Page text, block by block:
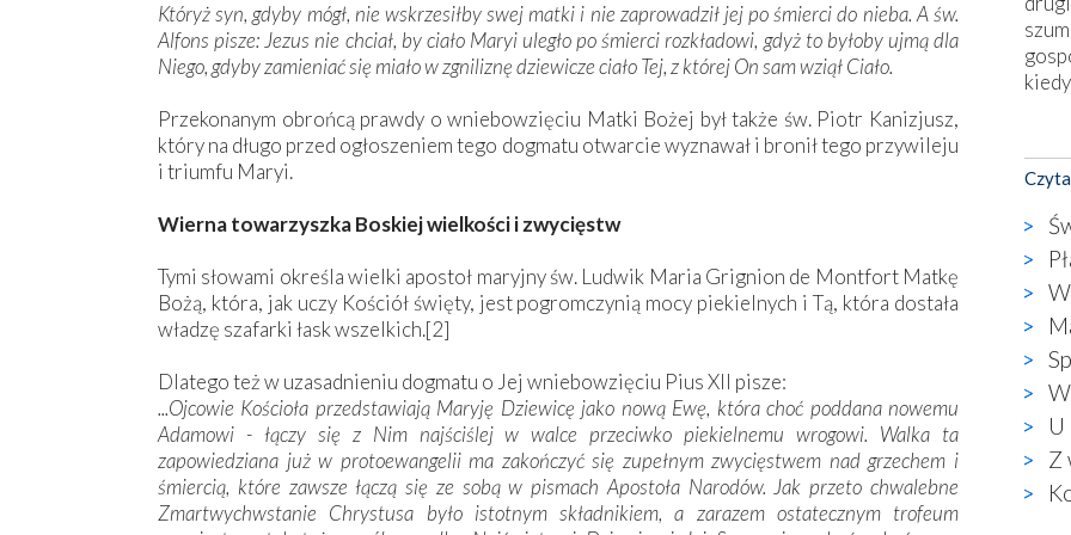
Któryż syn, gdyby mógł, nie wskrzesiłby swej matki i nie zaprowadził jej po śmierci do nieba. A św.
Alfons pisze: Jezus nie chciał, by ciało Maryi uległo po śmierci rozkładowi, gdyż to byłoby ujmą dla
Niego, gdyby zamieniać się miało w zgniliznę dziewicze ciało Tej, z której On sam wziął Ciało.
Przekonanym obrońcą prawdy o wniebowzięciu Matki Bożej był także św. Piotr Kanizjusz,
który na długo przed ogłoszeniem tego dogmatu otwarcie wyznawał i bronił tego przywileju
i triumfu Maryi.
Wierna towarzyszka Boskiej wielkości i zwycięstw
Tymi słowami określa wielki apostoł maryjny św. Ludwik Maria Grignion de Montfort Matkę
Bożą, która, jak uczy Kościół święty, jest pogromczynią mocy piekielnych i Tą, która dostała
władzę szafarki łask wszelkich.[2]
Dlatego też w uzasadnieniu dogmatu o Jej wniebowzięciu Pius XII pisze:
...Ojcowie Kościoła przedstawiają Maryję Dziewicę jako nową Ewę, która choć poddana nowemu
Adamowi - łączy się z Nim najściślej w walce przeciwko piekielnemu wrogowi. Walka ta
zapowiedziana już w protoewangelii ma zakończyć się zupełnym zwycięstwem nad grzechem i
śmiercią, które zawsze łączą się ze sobą w pismach Apostoła Narodów. Jak przeto chwalebne
Zmartwychwstanie Chrystusa było istotnym składnikiem, a zarazem ostatecznym trofeum
co
U
Z